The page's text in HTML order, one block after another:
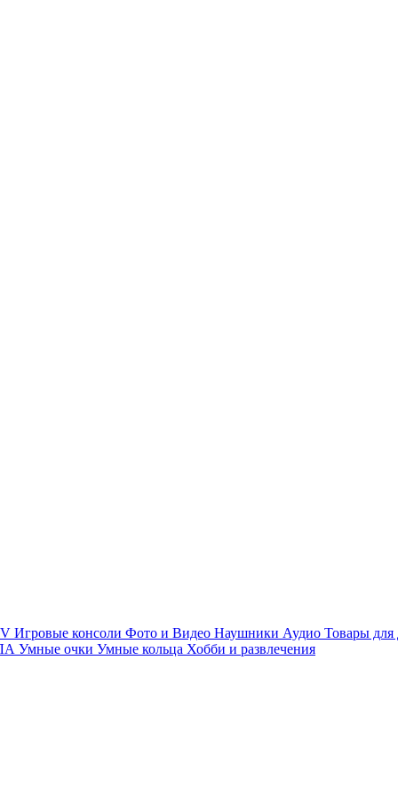
Игровые консоли Фото и Видео Наушники Аудио Товары для
Умные очки Умные кольца Хобби и развлечения